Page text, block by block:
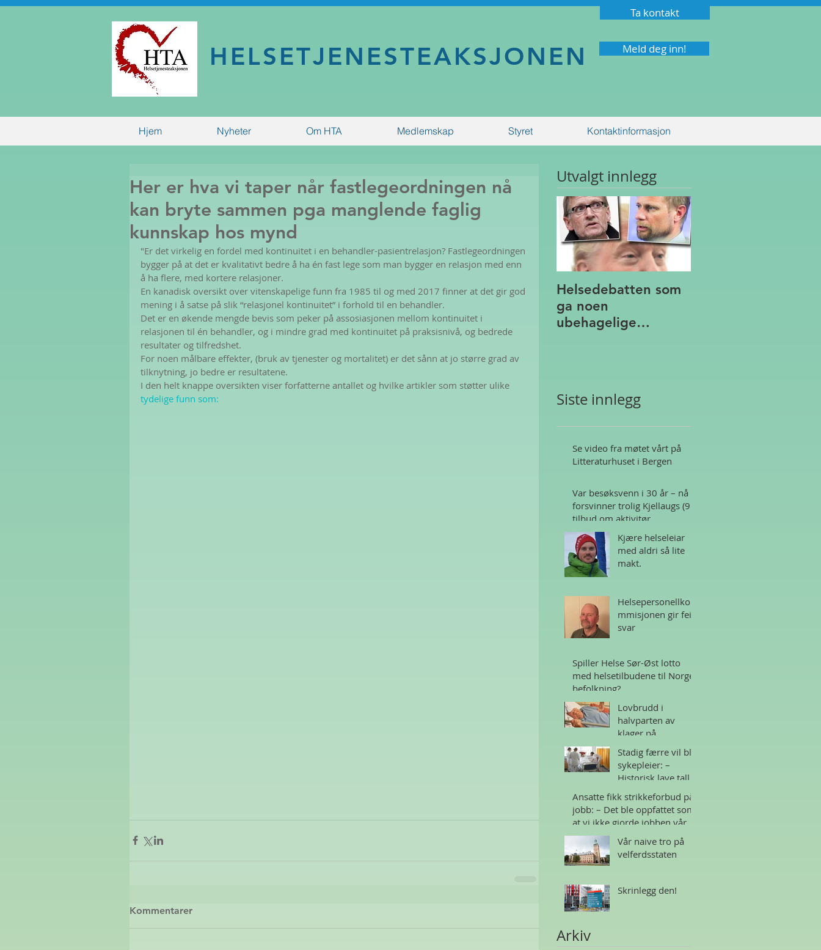
Ta kontakt
Meld deg inn!
HELSETJENESTEAKSJONEN
Hjem Nyheter Om HTA Medlemskap Styret Kontaktinformasjon
Her er hva vi taper når fastlegeordningen nå
kan bryte sammen pga manglende faglig
kunnskap hos mynd
"Er det virkelig en fordel med kontinuitet i en behandler-pasientrelasjon? Fastlegeordningen
bygger på at det er kvalitativt bedre å ha én fast lege som man bygger en relasjon med enn
å ha flere, med kortere relasjoner.
En kanadisk oversikt over vitenskapelige funn fra 1985 til og med 2017 finner at det gir god
mening i å satse på slik “relasjonel kontinuitet” i forhold til en behandler.
Det er en økende mengde bevis som peker på assosiasjonen mellom kontinuitet i
relasjonen til én behandler, og i mindre grad med kontinuitet på praksisnivå, og bedrede
resultater og tilfredshet.
For noen målbare effekter, (bruk av tjenester og mortalitet) er det sånn at jo større grad av
tilknytning, jo bedre er resultatene.
I den helt knappe oversikten viser forfatterne antallet og hvilke artikler som støtter ulike
tydelige funn som:
Kommentarer
Utvalgt innlegg
Helsedebatten som
ga noen
ubehagelige
Siste innlegg
Se video fra møtet vårt på
Litteraturhuset i Bergen
Var besøksvenn i 30 år – nå
forsvinner trolig Kjellaugs (95)
tilbud om aktivitør
Kjære helseleiar
med aldri så lite
makt.
Helsepersonellko
mmisjonen gir feil
svar
Spiller Helse Sør-Øst lotto
med helsetilbudene til Norges
befolkning?
Lovbrudd i
halvparten av
klager på
Stadig færre vil bli
sykepleier: –
Historisk lave tall
Ansatte fikk strikkeforbud på
jobb: – Det ble oppfattet som
at vi ikke gjorde jobben vår
Vår naive tro på
velferdsstaten
Skrinlegg den!
Arkiv